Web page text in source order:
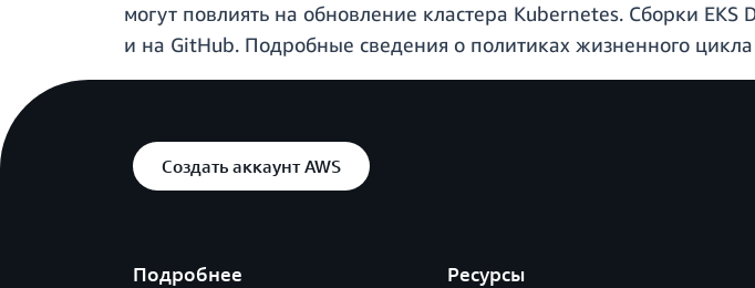
могут повлиять на обновление кластера Kubernetes. Сборки
и на GitHub. Подробные сведения о политиках жизненного цикла
Создать аккаунт AWS
Подробнее Ресурсы